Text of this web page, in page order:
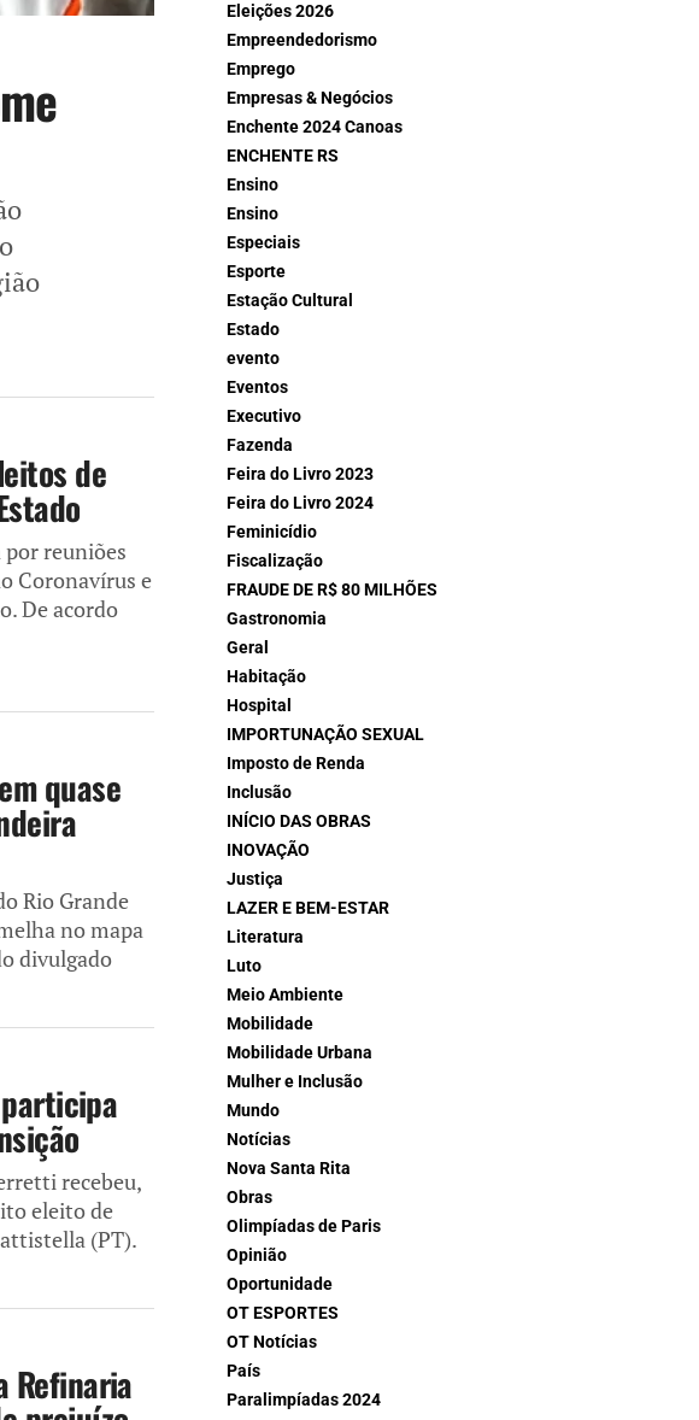
de
reuniões
Coronavírus e
De acordo
quase
Rio Grande
no mapa
divulgado
recebeu,
eleito de
(PT).
Refinaria
Eleições 2026
Empreendedorismo
Emprego
Empresas & Negócios
Enchente 2024 Canoas
ENCHENTE RS
Ensino
Ensino
Especiais
Esporte
Estação Cultural
Estado
evento
Eventos
Executivo
Fazenda
Feira do Livro 2023
Feira do Livro 2024
Feminicídio
Fiscalização
FRAUDE DE R$ 80 MILHÕES
Gastronomia
Geral
Habitação
Hospital
IMPORTUNAÇÃO SEXUAL
Imposto de Renda
Inclusão
INÍCIO DAS OBRAS
INOVAÇÃO
Justiça
LAZER E BEM-ESTAR
Literatura
Luto
Meio Ambiente
Mobilidade
Mobilidade Urbana
Mulher e Inclusão
Mundo
Notícias
Nova Santa Rita
Obras
Olimpíadas de Paris
Opinião
Oportunidade
OT ESPORTES
OT Notícias
País
Paralimpíadas 2024